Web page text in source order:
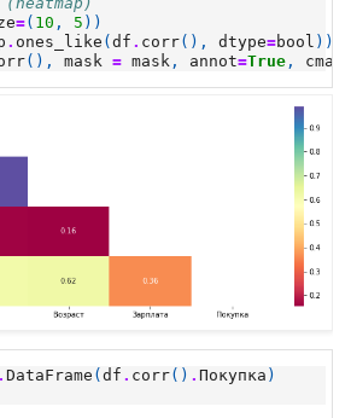
=( 10 , 5 ))
. ones_like (df . corr(), dtype=bool ))
(), mask = mask , annot=True , cmap
.DataFrame (df . corr() .Покупка )